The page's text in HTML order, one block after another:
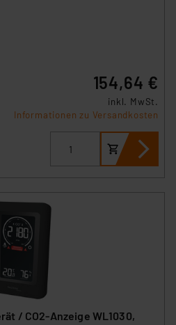
154,64 €
inkl. MwSt.
Informationen zu Versandkosten
/ CO2-Anzeige WL1030,